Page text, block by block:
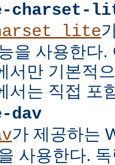
charset-
을 사용한다
서만 기본적
서는 직접 포
dav
가 제공하는
사용한다.